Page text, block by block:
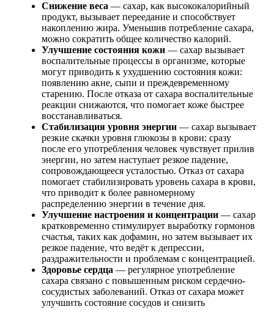
Снижение веса — сахар, как высококалорийный
продукт, вызывает переедание и способствует
накоплению жира. Уменьшив потребление сахара,
можно сократить общее количество калорий.
Улучшение состояния кожи — сахар вызывает
воспалительные процессы в организме, которые
могут приводить к ухудшению состояния кожи:
появлению акне, сыпи и преждевременному
старению. После отказа от сахара воспалительные
реакции снижаются, что помогает коже быстрее
восстанавливаться.
Стабилизация уровня энергии — сахар вызывает
резкие скачки уровня глюкозы в крови: сразу
после его употребления человек чувствует прилив
энергии, но затем наступает резкое падение,
сопровождающееся усталостью. Отказ от сахара
помогает стабилизировать уровень сахара в крови,
что приводит к более равномерному
распределению энергии в течение дня.
Улучшение настроения и концентрации — сахар
кратковременно стимулирует выработку гормонов
счастья, таких как дофамин, но затем вызывает их
резкое падение, что ведёт к депрессии,
раздражительности и проблемам с концентрацией.
Здоровье сердца — регулярное употребление
сахара связано с повышенным риском сердечно-
сосудистых заболеваний. Отказ от сахара может
улучшить состояние сосудов и снизить